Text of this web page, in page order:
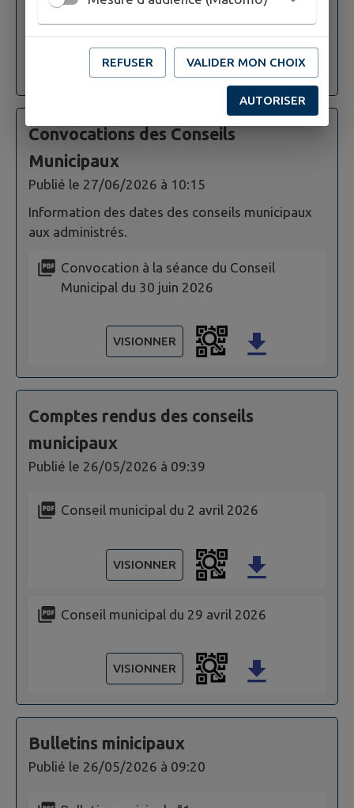
VISIONNER
Registre personnes vulnérables
Convocations des Conseils
Municipaux
Publié le 27/06/2026 à 10:15
Information des dates des conseils municipaux
aux administrés.
Convocation à la séance du Conseil
Municipal du 30 juin 2026
VISIONNER
Comptes rendus des conseils
municipaux
Publié le 26/05/2026 à 09:39
Conseil municipal du 2 avril 2026
VISIONNER
Conseil municipal du 29 avril 2026
VISIONNER
Bulletins minicipaux
Publié le 26/05/2026 à 09:20
REFUSER VALIDER MON CHOIX
AUTORISER